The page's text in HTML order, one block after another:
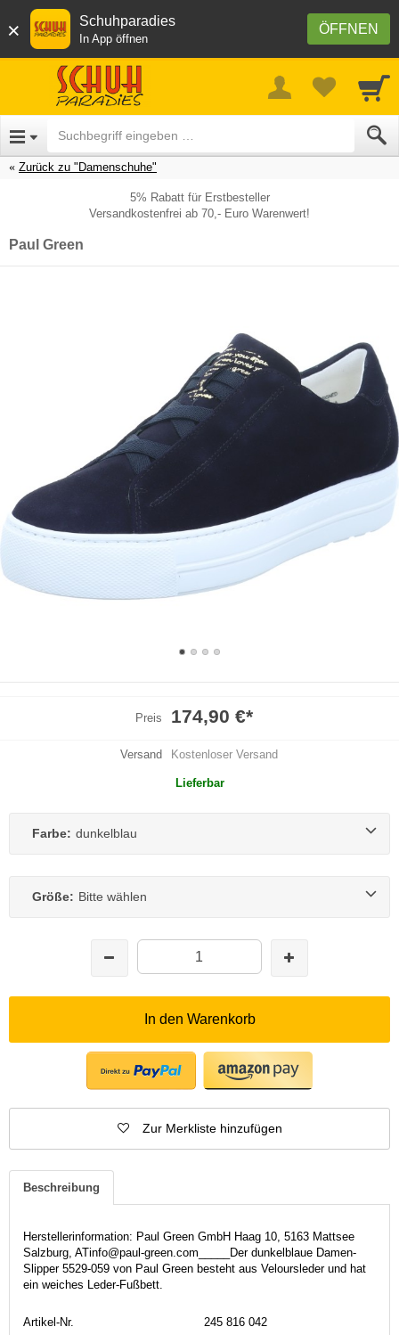
× ÖFFNEN
Schuhparadies
In App öffnen
Zurück zu "Damenschuhe"
5% Rabatt für Erstbesteller
Versandkostenfrei ab 70,- Euro Warenwert!
Paul Green
Preis 174,90 €*
Versand Kostenloser Versand
Lieferbar
Farbe: dunkelblau
Größe: Bitte wählen
In den Warenkorb
Zur Merkliste hinzufügen
Beschreibung
Herstellerinformation: Paul Green GmbH Haag 10, 5163 Mattsee
Salzburg, ATinfo@paul-green.com_____Der dunkelblaue Damen-
Slipper 5529-059 von Paul Green besteht aus Veloursleder und hat
ein weiches Leder-Fußbett.
Artikel-Nr.
245 816 042